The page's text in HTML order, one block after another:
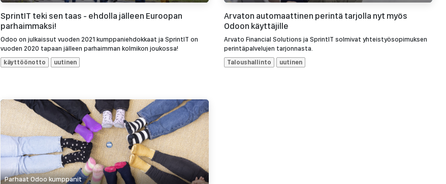
SprintIT teki sen taas - ehdolla jälleen Euroopan
parhaimmaksi!
Odoo on julkaissut vuoden 2021 kumppaniehdokkaat ja SprintIT on
vuoden 2020 tapaan jälleen parhaimman kolmikon joukossa!
käyttöönotto
uutinen
Arvaton automaattinen perintä tarjolla nyt myös
Odoon käyttäjille
Arvato Financial Solutions ja SprintIT solmivat yhteistyösopimuksen
perintäpalvelujen tarjonnasta.
Taloushallinto
uutinen
Parhaat Odoo kumppanit